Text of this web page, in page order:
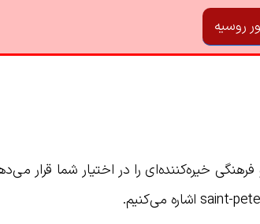
روسیه
خیره‌کننده‌ای را در اختیار شما قرار